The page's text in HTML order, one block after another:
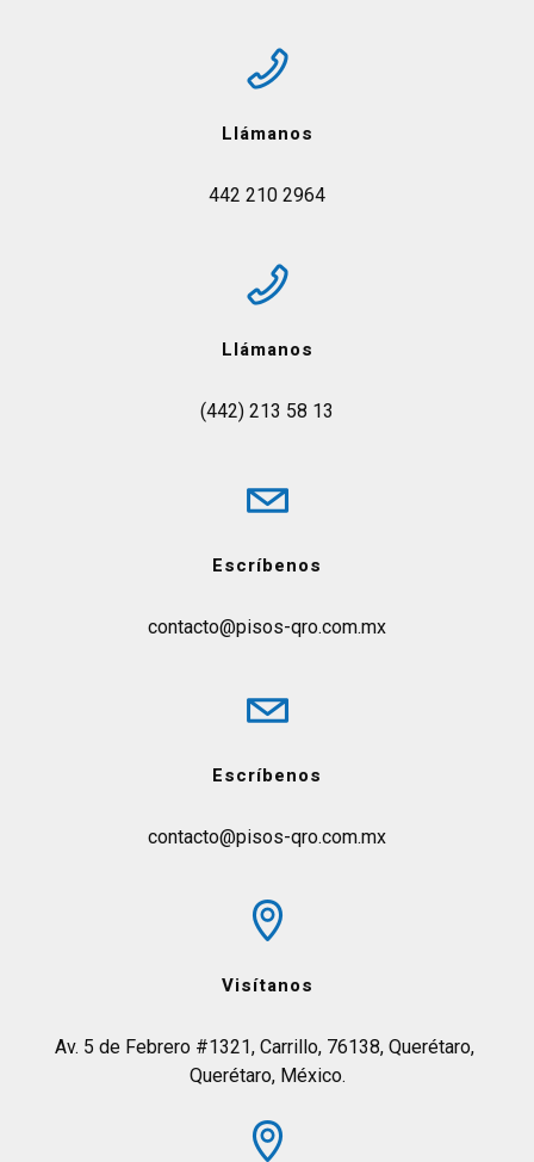
Llámanos
442 210 2964
Llámanos
(442) 213 58 13
Escríbenos
contacto@pisos-qro.com.mx
Escríbenos
contacto@pisos-qro.com.mx
Visítanos
Av. 5 de Febrero #1321, Carrillo, 76138, Querétaro,
Querétaro, México.